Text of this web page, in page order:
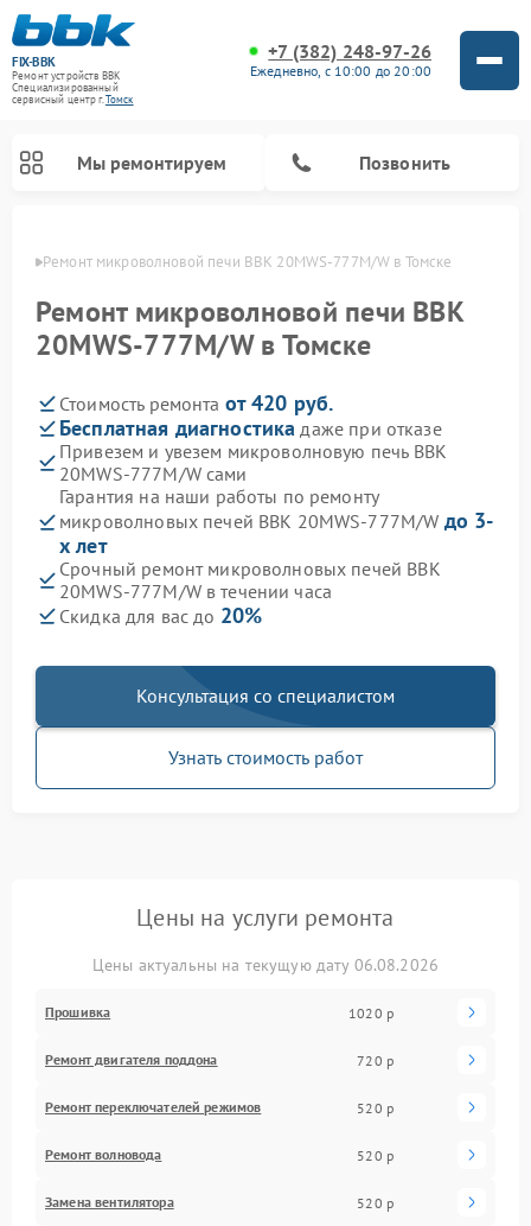
FIX-BBK
Ремонт устройств BBK
Специализированный
cервисный центр г.Томск
+7 (382) 248-97-26
Ежедневно, с 10:00 до 20:00
Мы ремонтируем Позвонить
Ремонт микроволновой печи BBK 20MWS-777M/W в Томске
Ремонт микроволновой печи BBK
20MWS-777M/W в Томске
Стоимость ремонта от 420 руб.
Бесплатная диагностика даже при отказе
Привезем и увезем микроволновую печь BBK
20MWS-777M/W сами
Гарантия на наши работы по ремонту
микроволновых печей BBK 20MWS-777M/W до 3-
х лет
Срочный ремонт микроволновых печей BBK
20MWS-777M/W в течении часа
Скидка для вас до 20%
Консультация со специалистом
Узнать стоимость работ
Цены на услуги ремонта
Цены актуальны на текущую дату 06.08.2026
Прошивка 1020 р
Ремонт двигателя поддона 720 р
Ремонт переключателей режимов 520 р
Ремонт волновода 520 р
Замена вентилятора 520 р